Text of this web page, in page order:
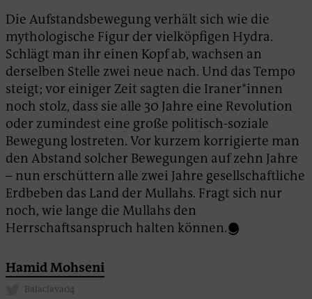
Die Aufstandsbewegung verhält sich wie die
mythologische Figur der vielköpfigen Hydra.
Schlägt man ihr einen Kopf ab, wachsen an
derselben Stelle zwei neue nach. Und das Tempo
steigt; vor einiger Zeit sagten die Iraner*innen
noch stolz, dass sie alle 30 Jahre eine Revolution
oder zumindest eine große politisch-soziale
Bewegung lostreten. Vor kurzem korrigierte man
den Abstand solcher Bewegungen auf zehn Jahre
– nun erschüttern alle zwei Jahre gesellschaftliche
Erdbeben das Land der Mullahs. Fragt sich nur
noch, wie lange die Mullahs den
Herrschaftsanspruch halten können.
Hamid Mohseni
Balaclava04